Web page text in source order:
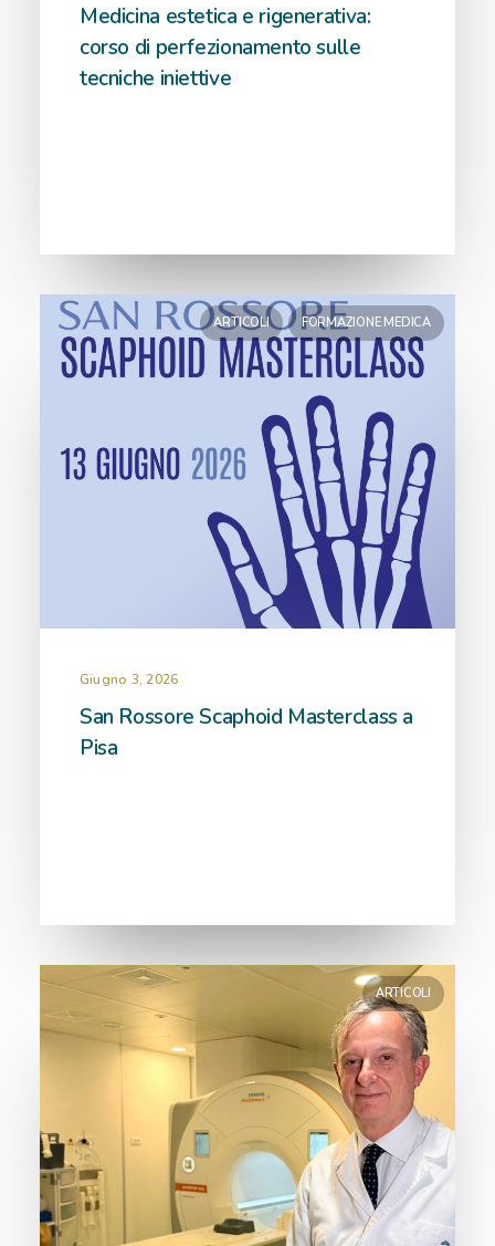
Medicina estetica e rigenerativa:
corso di perfezionamento sulle
tecniche iniettive
ARTICOLI FORMAZIONE MEDICA
Giugno 3, 2026
San Rossore Scaphoid Masterclass a
Pisa
ARTICOLI